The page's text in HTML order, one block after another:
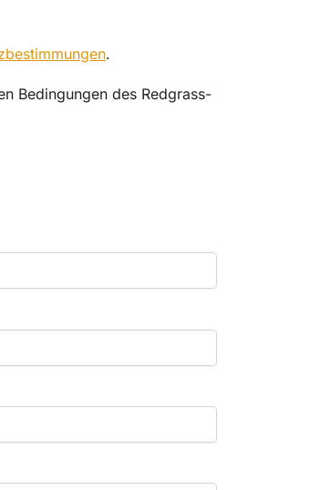
.
Bedingungen des Redgrass-